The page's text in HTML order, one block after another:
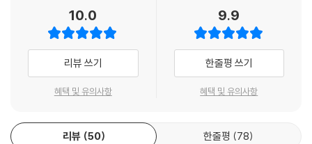
10.0
리뷰 쓰기
혜택 및 유의사항
9.9
한줄평 쓰기
혜택 및 유의사항
리뷰 50 한줄평 78